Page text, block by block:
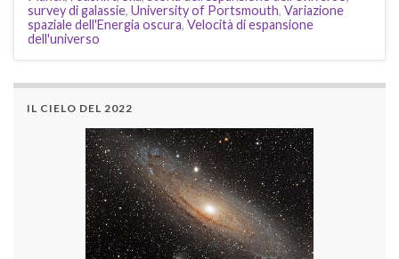
survey di galassie, University of Portsmouth, Variazione
spaziale dell'Energia oscura, Velocità di espansione
dell'universo
IL CIELO DEL 2022